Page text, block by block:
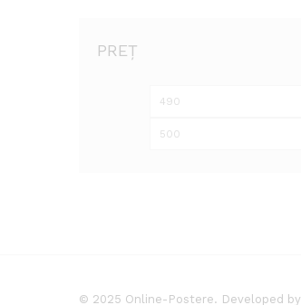
PREȚ
Preț
© 2025 Online-Postere. Developed by